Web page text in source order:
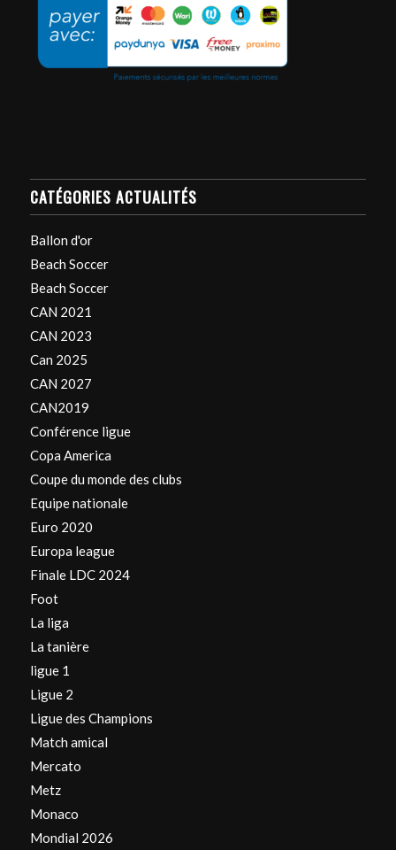
CATÉGORIES ACTUALITÉS
Ballon d'or
Beach Soccer
Beach Soccer
CAN 2021
CAN 2023
Can 2025
CAN 2027
CAN2019
Conférence ligue
Copa America
Coupe du monde des clubs
Equipe nationale
Euro 2020
Europa league
Finale LDC 2024
Foot
La liga
La tanière
ligue 1
Ligue 2
Ligue des Champions
Match amical
Mercato
Metz
Monaco
Mondial 2026